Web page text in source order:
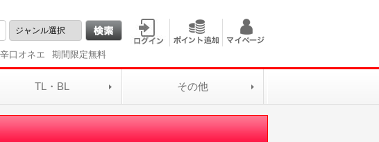
辛口オネエ 期間限定無料
TL・BL その他